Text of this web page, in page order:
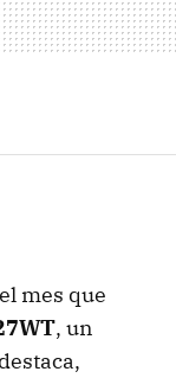
mes que
, un